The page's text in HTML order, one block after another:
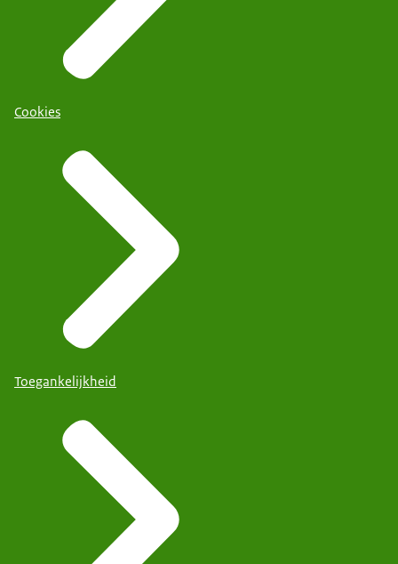
Cookies
Toegankelijkheid